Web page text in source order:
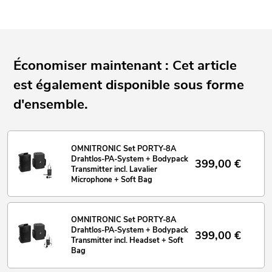
Économiser maintenant : Cet article
est également disponible sous forme
d'ensemble.
OMNITRONIC Set PORTY-8A
Drahtlos-PA-System + Bodypack
Transmitter incl. Lavalier
Microphone + Soft Bag
399,00 €
OMNITRONIC Set PORTY-8A
Drahtlos-PA-System + Bodypack
Transmitter incl. Headset + Soft
Bag
399,00 €